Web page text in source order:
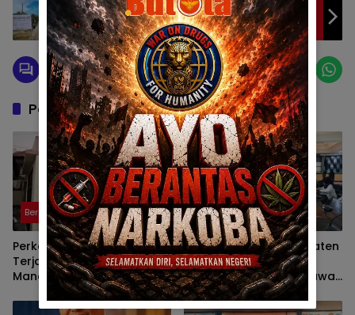
Sempat Dikeluhkan, Ini Penjelasan BPJN
Gorontalo Terkait Proyek Jalan Raya Limboto
Pos Terkait
Berita
Perkara Sodomi Siswa
Terjadi Lagi, Penyelidikan
Mandeg Dipolres
Gorontalo
Berita
HANI 2026, BNN Kabupaten
Gorontalo Teguhkan
Komitmen Perang Melawan
Narkoba Bersama
Forkopimda